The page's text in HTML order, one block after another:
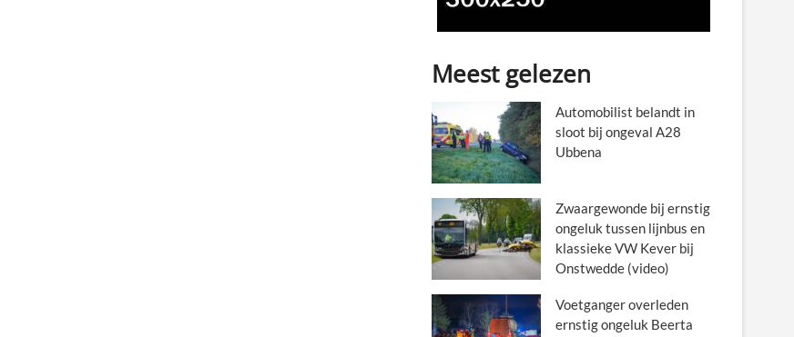
Meest gelezen
Automobilist belandt in
sloot bij ongeval A28
Ubbena
Zwaargewonde bij ernstig
ongeluk tussen lijnbus en
klassieke VW Kever bij
Onstwedde (video)
Voetganger overleden
ernstig ongeluk Beerta